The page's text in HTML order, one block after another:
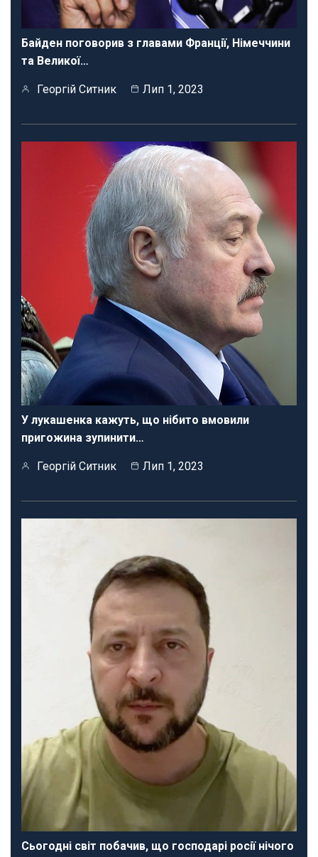
Байден поговорив з главами Франції, Німеччини
та Великої…
Георгій Ситник Лип 1, 2023
У лукашенка кажуть, що нібито вмовили
пригожина зупинити…
Георгій Ситник Лип 1, 2023
Сьогодні світ побачив, що господарі росії нічого